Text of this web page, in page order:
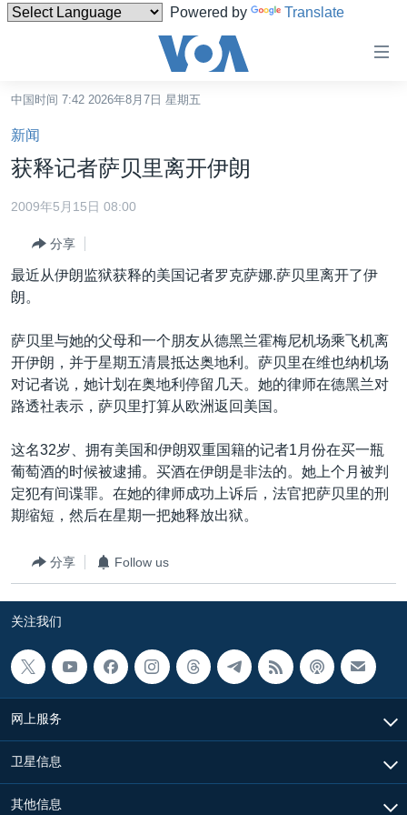
Powered by Translate
碍
链
接
跳
转
容
跳
到
导
跳
到
检
索
港澳
国际
印太
中东
欧洲
非洲
美洲
全球议题
经济·金融·贸易
人权·法律·宗教
科教·文娱·体健
军事
劳工
环境
美中关系
热点专题
白宫要闻
国会报道
美中关系
美国建国250周年
南中国海争端
关注新疆
VOA视频
VOA今日焦点
中文广播
其他语言网站
中国时间 7:42 2026年8月7日 星期五
新闻
获释记者萨贝里离开伊朗
2009年5月15日 08:00
分享
最近从伊朗监狱获释的美国记者罗克萨娜.萨贝里离开了伊
朗。
萨贝里与她的父母和一个朋友从德黑兰霍梅尼机场乘飞机离
开伊朗，并于星期五清晨抵达奥地利。萨贝里在维也纳机场
对记者说，她计划在奥地利停留几天。她的律师在德黑兰对
路透社表示，萨贝里打算从欧洲返回美国。
这名32岁、拥有美国和伊朗双重国籍的记者1月份在买一瓶
葡萄酒的时候被逮捕。买酒在伊朗是非法的。她上个月被判
定犯有间谍罪。在她的律师成功上诉后，法官把萨贝里的刑
期缩短，然后在星期一把她释放出狱。
分享 Follow us
关注我们
网上服务
卫星信息
其他信息